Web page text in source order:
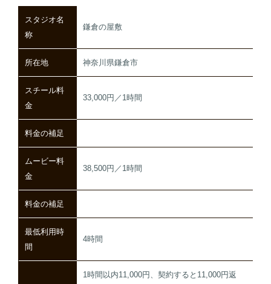
スタジオ名
称
鎌倉の屋敷
所在地 神奈川県鎌倉市
スチール料
金
33,000円／1時間
料金の補足
ムービー料
金
38,500円／1時間
料金の補足
最低利用時
間
4時間
1時間以内11,000円、契約すると11,000円返